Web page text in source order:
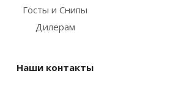
Госты и Снипы
Дилерам
Наши контакты